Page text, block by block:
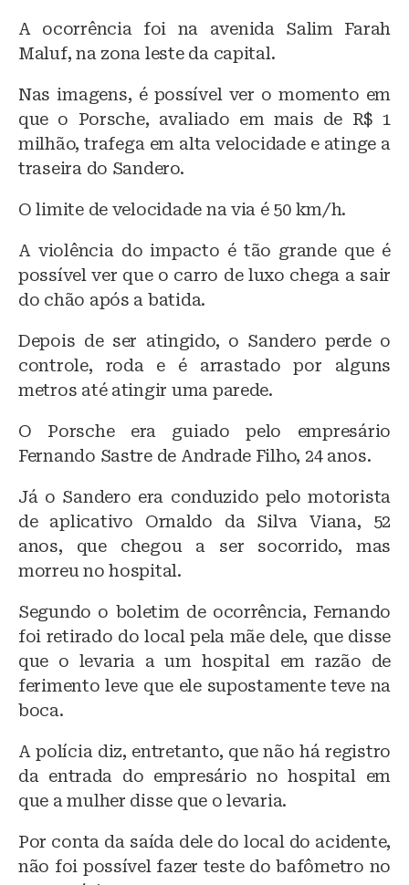
A ocorrência foi na avenida Salim Farah
Maluf, na zona leste da capital.
Nas imagens, é possível ver o momento em
que o Porsche, avaliado em mais de R$ 1
milhão, trafega em alta velocidade e atinge a
traseira do Sandero.
O limite de velocidade na via é 50 km/h.
A violência do impacto é tão grande que é
possível ver que o carro de luxo chega a sair
do chão após a batida.
Depois de ser atingido, o Sandero perde o
controle, roda e é arrastado por alguns
metros até atingir uma parede.
O Porsche era guiado pelo empresário
Fernando Sastre de Andrade Filho, 24 anos.
Já o Sandero era conduzido pelo motorista
de aplicativo Ornaldo da Silva Viana, 52
anos, que chegou a ser socorrido, mas
morreu no hospital.
Segundo o boletim de ocorrência, Fernando
foi retirado do local pela mãe dele, que disse
que o levaria a um hospital em razão de
ferimento leve que ele supostamente teve na
boca.
A polícia diz, entretanto, que não há registro
da entrada do empresário no hospital em
que a mulher disse que o levaria.
Por conta da saída dele do local do acidente,
não foi possível fazer teste do bafômetro no